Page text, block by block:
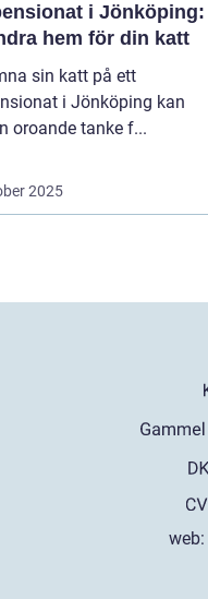
i Jönköping:
hem för din katt
sin katt på ett
i Jönköping kan
oroande tanke f...
2025
web: